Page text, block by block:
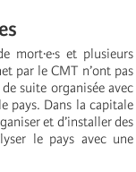
mort·e·s et plusieurs
par le CMT n’ont pas
suite organisée avec
pays. Dans la capitale
et d’installer des
le pays avec une